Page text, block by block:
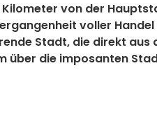
von der
voller
Stadt, die direkt
die imposanten